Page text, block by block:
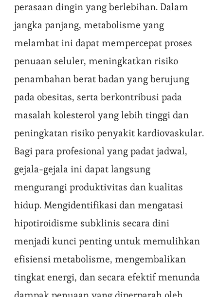
perasaan dingin yang berlebihan. Dalam
jangka panjang, metabolisme yang
melambat ini dapat mempercepat proses
penuaan seluler, meningkatkan risiko
penambahan berat badan yang berujung
pada obesitas, serta berkontribusi pada
masalah kolesterol yang lebih tinggi dan
peningkatan risiko penyakit kardiovaskular.
Bagi para profesional yang padat jadwal,
gejala-gejala ini dapat langsung
mengurangi produktivitas dan kualitas
hidup. Mengidentifikasi dan mengatasi
hipotiroidisme subklinis secara dini
menjadi kunci penting untuk memulihkan
efisiensi metabolisme, mengembalikan
tingkat energi, dan secara efektif menunda